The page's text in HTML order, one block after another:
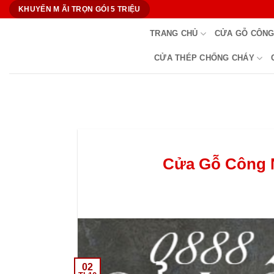
Bỏ
KHUYẾN M ÃI TRỌN GÓI 5 TRIỆU
TRANG CHỦ CỬA GỖ
CỬA THÉP CHỐNG CHÁY
Cửa Gỗ Công
02